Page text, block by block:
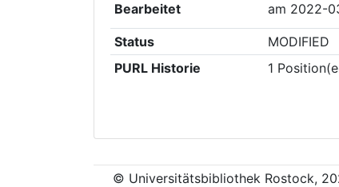
Bearbeitet am 2022-
Status
MODIFIED
PURL Historie
1
© Universitätsbibliothek Rostock,